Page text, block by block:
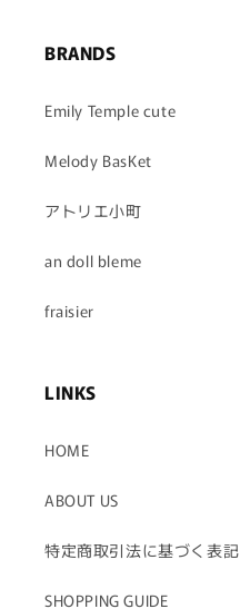
BRANDS
Emily Temple cute
Melody BasKet
アトリエ小町
an doll bleme
fraisier
LINKS
HOME
ABOUT US
特定商取引法に基づく表記
SHOPPING GUIDE